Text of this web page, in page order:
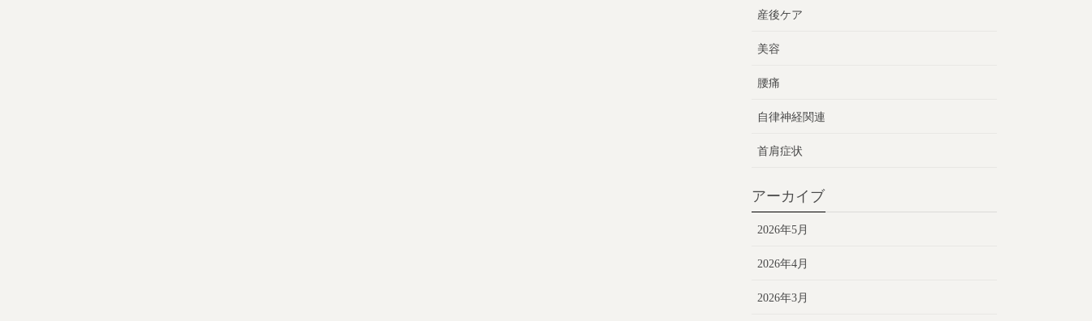
産後ケア
美容
腰痛
自律神経関連
首肩症状
アーカイブ
2026年5月
2026年4月
2026年3月